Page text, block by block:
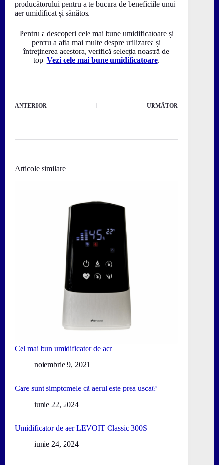
producătorului pentru a te bucura de beneficiile unui
aer umidificat și sănătos.
Pentru a descoperi cele mai bune umidificatoare și
pentru a afla mai multe despre utilizarea și
întreținerea acestora, verifică selecția noastră de
top. Vezi cele mai bune umidificatoare.
ANTERIOR URMĂTOR
Articole similare
Cel mai bun umidificator de aer
noiembrie 9, 2021
Care sunt simptomele că aerul este prea uscat?
iunie 22, 2024
Umidificator de aer LEVOIT Classic 300S
iunie 24, 2024